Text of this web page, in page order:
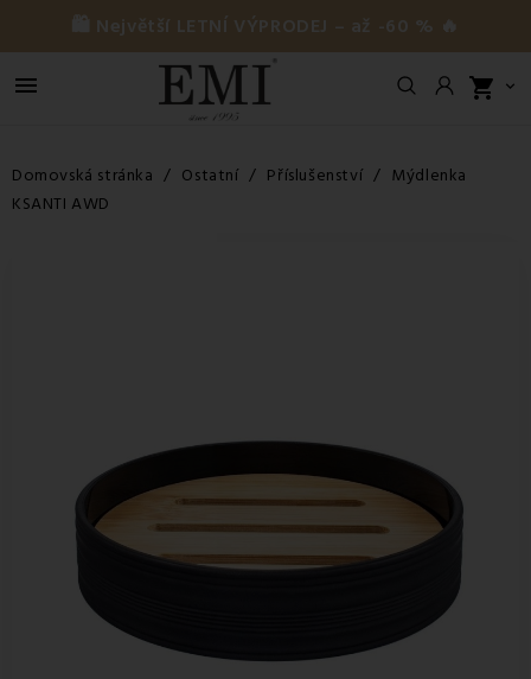
🛍️ Největší LETNÍ VÝPRODEJ – až -60 % 🔥
 shopping_cart 
Domovská stránka Ostatní Příslušenství
Mýdlenka
KSANTI AWD